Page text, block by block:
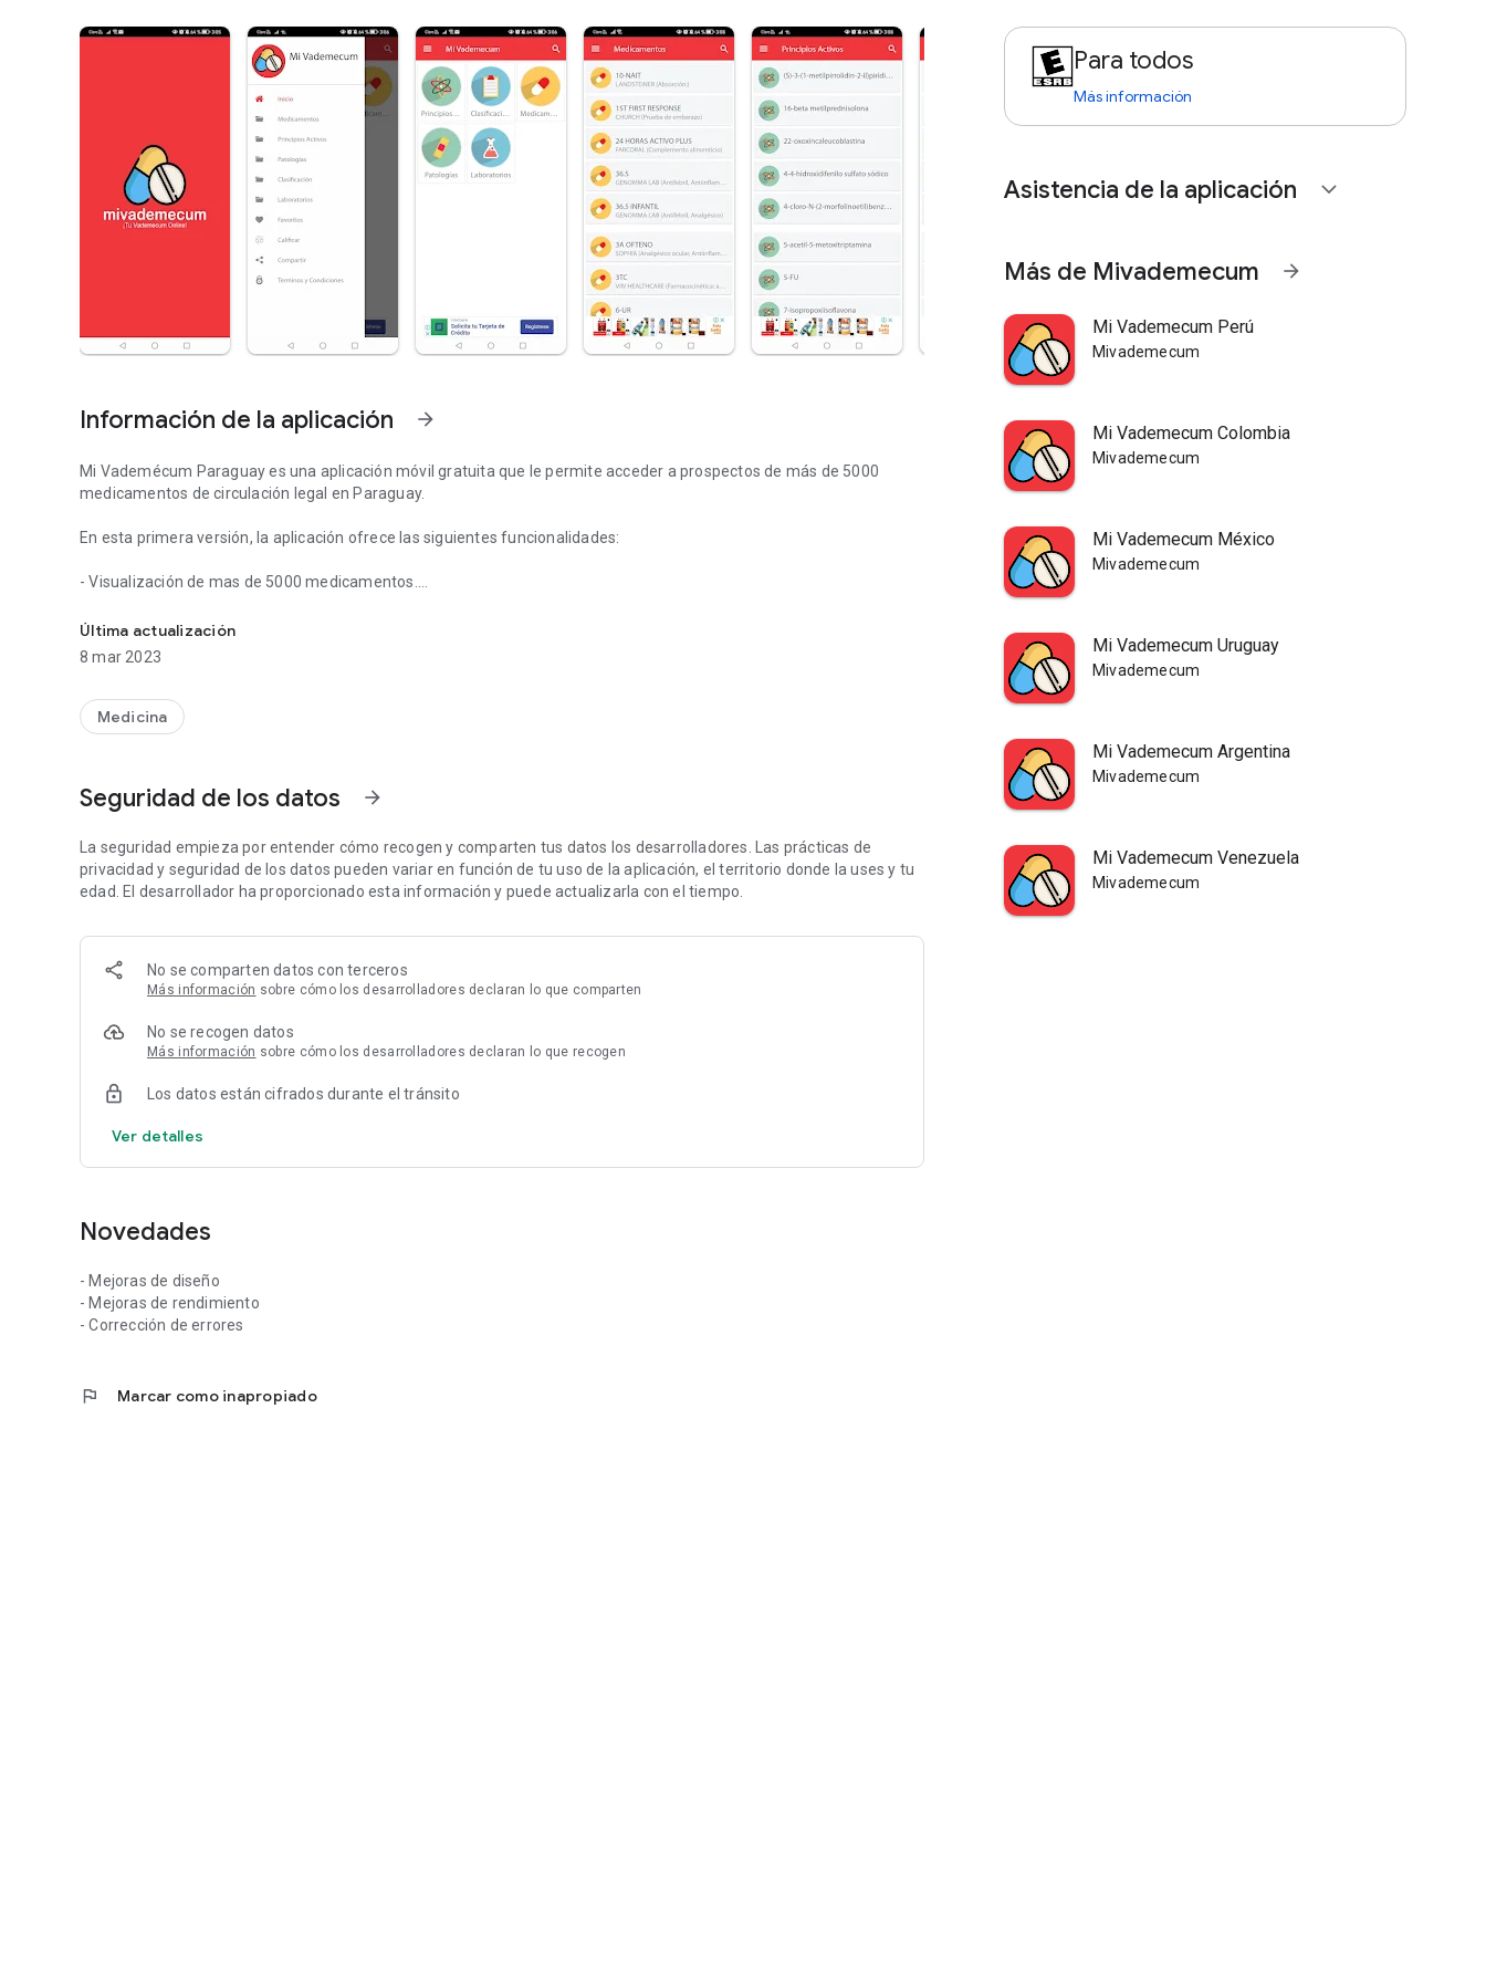
Información de la aplicación arrow_forward
Mi Vademécum Paraguay es una aplicación móvil gratuita que le permite acceder a prospectos de más de 5000
medicamentos de circulación legal en Paraguay.
En esta primera versión, la aplicación ofrece las siguientes funcionalidades:
- Visualización de mas de 5000 medicamentos.
- Visualización de prospecto de los medicamentos.
- Buscador de clasificación terapéutica y medicamentos asociados.
- Historial de medicamentos mas recientes.
homeopáticos, insumos médicos y hospitalarios, naturales, suplementos alimenticios y vitaminas.
-Laboratorios: distribuidores y/o representantes, información de contacto.
MI VADEMECUM no busca fomentar la autoprescripción ni sustituir la labor del médico. Los medicamentos deben
Última actualización
8 mar 2023
Medicina
Seguridad de los datos arrow_forward
La seguridad empieza por entender cómo recogen y comparten tus datos los desarrolladores. Las prácticas de
privacidad y seguridad de los datos pueden variar en función de tu uso de la aplicación, el territorio donde la uses y tu
edad. El desarrollador ha proporcionado esta información y puede actualizarla con el tiempo.
No se comparten datos con terceros
Más información sobre cómo los desarrolladores declaran lo que comparten
No se recogen datos
Más información sobre cómo los desarrolladores declaran lo que recogen
Los datos están cifrados durante el tránsito
Ver detalles
Novedades
- Mejoras de diseño
- Mejoras de rendimiento
- Corrección de errores
flag Marcar como inapropiado
Para todos
Más información
Asistencia de la aplicación expand_more
Más de Mivademecum arrow_forward
Mi Vademecum Perú
Mivademecum
Mi Vademecum Colombia
Mivademecum
Mi Vademecum México
Mivademecum
Mi Vademecum Uruguay
Mivademecum
Mi Vademecum Argentina
Mivademecum
Mi Vademecum Venezuela
Mivademecum